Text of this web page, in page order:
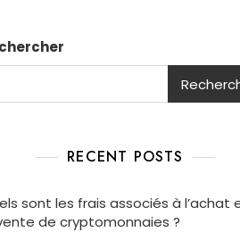
RECENT POSTS
sont les frais associés à l’achat
de cryptomonnaies ?